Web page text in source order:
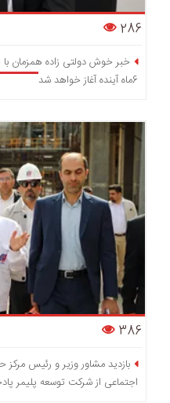
286
6ماه آینده آغاز خواهد شد
386
بازدید مشاور وزیر و رئیس مرکز
اجتماعی از شرکت توسعه پلیمر